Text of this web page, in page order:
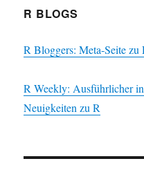
R BLOGS
R Bloggers: Meta-Seite zu
R Weekly: Ausführlicher
Neuigkeiten zu R